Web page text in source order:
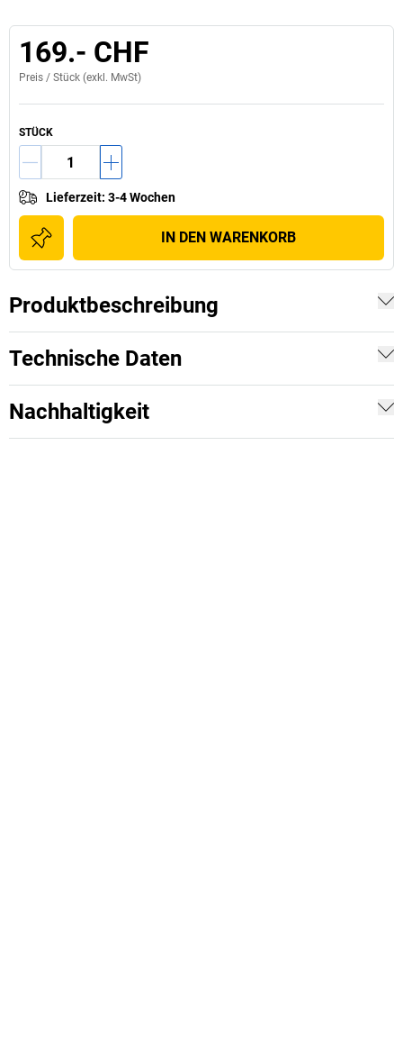
169.- CHF
Preis / Stück (exkl. MwSt)
STÜCK
Lieferzeit: 3-4 Wochen
IN DEN WARENKORB
Produktbeschreibung
Technische Daten
Nachhaltigkeit